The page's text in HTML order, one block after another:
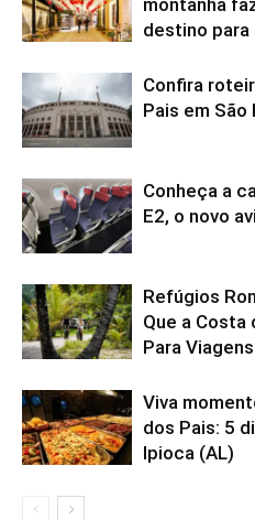
destino para
Confira
Pais em São
Conheça a
E2, o novo
Refúgios
Que a Costa
Para
Viva
dos Pais: 5
Ipioca (AL)